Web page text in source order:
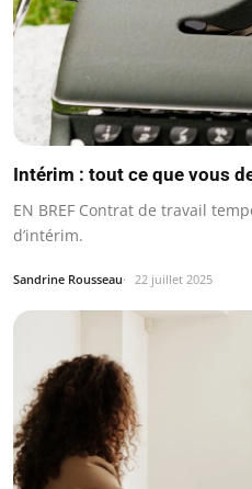
Intérim : tout ce que vous
EN BREF Contrat de travail
d’intérim.
Sandrine Rousseau 22 juillet 2025